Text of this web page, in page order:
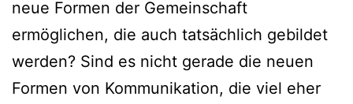
neue Formen der Gemeinschaft
ermöglichen, die auch tatsächlich gebildet
werden? Sind es nicht gerade die neuen
Formen von Kommunikation, die viel eher